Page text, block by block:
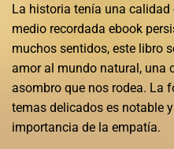
La historia tenía una
medio recordada ebook
muchos sentidos, este libro
amor al mundo natural, una
asombro que nos rodea. La
temas delicados es notable
importancia de la empatía.